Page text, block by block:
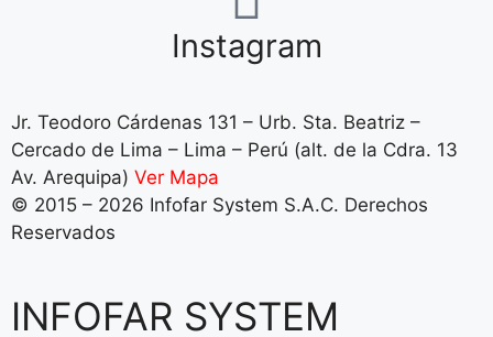
Instagram
Jr. Teodoro Cárdenas 131 – Urb. Sta. Beatriz –
Cercado de Lima – Lima – Perú (alt. de la Cdra. 13
Av. Arequipa) Ver Mapa
© 2015 – 2026 Infofar System S.A.C. Derechos
Reservados
INFOFAR SYSTEM